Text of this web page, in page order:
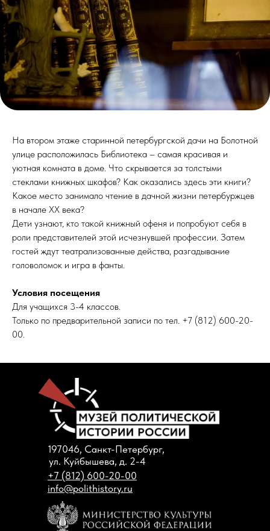
На втором этаже старинной петербургской дачи на Болотной
улице расположилась Библиотека – самая красивая и
уютная комната в доме. Что скрывается за толстыми
стеклами книжных шкафов? Как оказались здесь эти книги?
Какое место занимало чтение в дачной жизни петербуржцев
в начале ХХ века?
Дети узнают, кто такой книжный офеня и попробуют себя в
роли представителей этой исчезнувшей профессии. Затем
гостей ждут театрализованные действа, разгадывание
головоломок и игра в фанты.
Условия посещения
Для учащихся 3-4 классов.
Только по предварительной записи по тел. +7 (812) 600-20-
00.
+7 (812) 600-20-00
ул. Куйбышева, д. 2-4
197046, Санкт-Петербург,
info@polithistory.ru